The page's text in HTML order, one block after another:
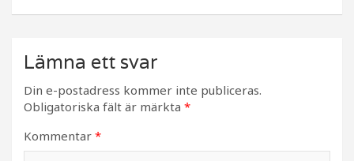
Lämna ett svar
Din e-postadress kommer inte publiceras.
Obligatoriska fält är märkta *
Kommentar *